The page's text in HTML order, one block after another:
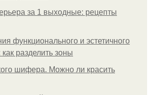
за 1 выходные: рецепты
функционального и эстетичного
разделить зоны
шифера. Можно ли красить